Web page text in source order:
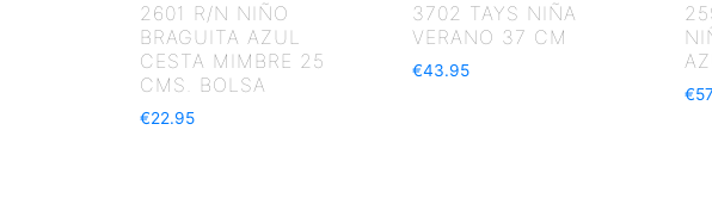
2601 R/N NIÑO
BRAGUITA AZUL
CESTA MIMBRE 25
CMS. BOLSA
€22.95
3702 TAYS NIÑA
VERANO 37 CM
€43.95
€